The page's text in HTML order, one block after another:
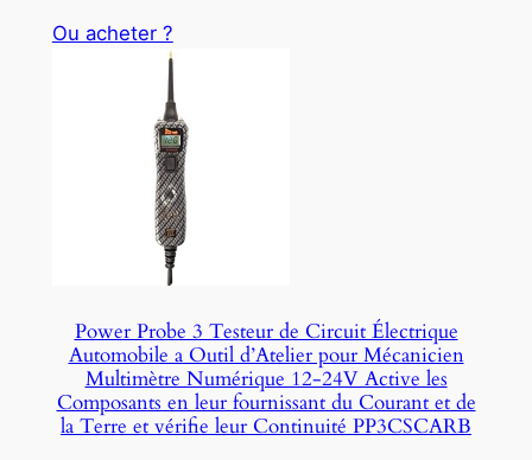
Ou acheter ?
Power Probe 3 Testeur de Circuit Électrique
Automobile a Outil d’Atelier pour Mécanicien
Multimètre Numérique 12-24V Active les
Composants en leur fournissant du Courant et de
la Terre et vérifie leur Continuité PP3CSCARB